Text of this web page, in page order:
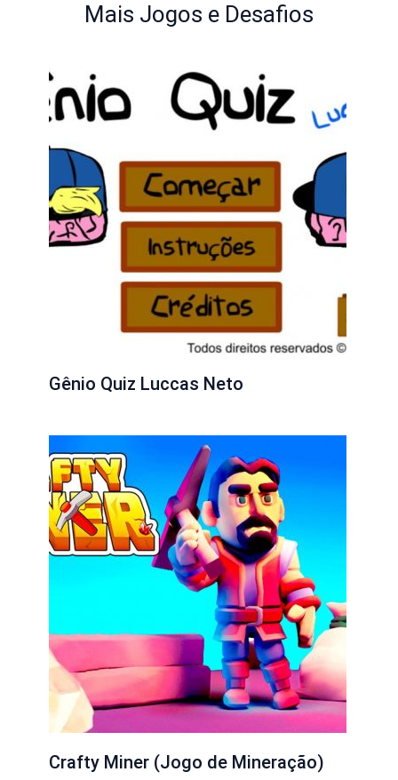
Mais Jogos e Desafios
Gênio Quiz Luccas Neto
Crafty Miner (Jogo de Mineração)